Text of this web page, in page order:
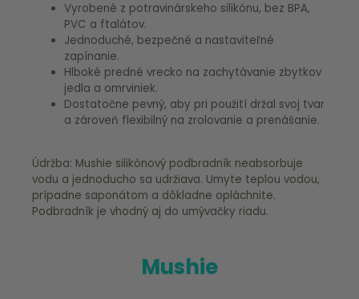
Vyrobené z potravinárskeho silikónu, bez BPA,
PVC a ftalátov.
Jednoduché, bezpečné a nastaviteľné
zapínanie.
Hlboké predné vrecko na zachytávanie zbytkov
jedla a omrviniek.
Dostatočne pevný, aby pri použití držal svoj tvar
a zároveň flexibilný na zrolovanie a prenášanie.
Údržba: Mushie silikónový podbradník neabsorbuje
vodu a jednoducho sa udržiava. Umyte teplou vodou,
prípadne saponátom a dôkladne opláchnite.
Podbradník je vhodný aj do umývačky riadu.
Mushie